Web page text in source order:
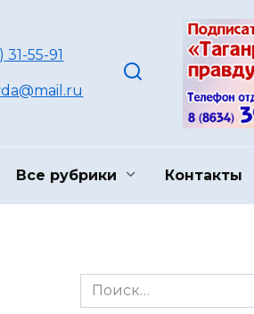
55-91
Все рубрики Контакты
Search
for: